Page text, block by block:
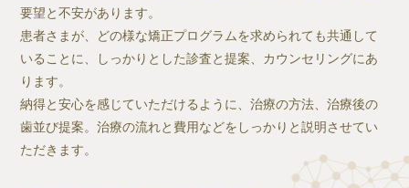
要望と不安があります。
患者さまが、どの様な矯正プログラムを求められても共通して
いることに、しっかりとした診査と提案、カウンセリングにあ
ります。
納得と安心を感じていただけるように、治療の方法、治療後の
歯並び提案。治療の流れと費用などをしっかりと説明させてい
ただきます。